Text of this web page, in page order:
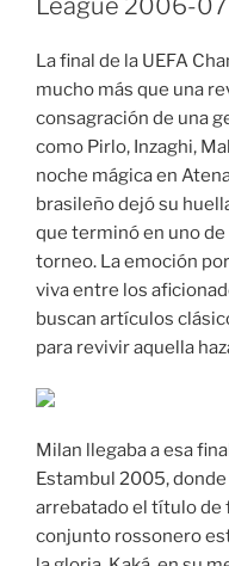
La final de la UEFA
mucho más que una
consagración de una
como Pirlo, Inzaghi,
noche mágica en
brasileño dejó su
que terminó en uno
torneo. La emoción
viva entre los
buscan artículos
para revivir aquella
Milan llegaba a esa
Estambul 2005,
arrebatado el título de
conjunto rossonero